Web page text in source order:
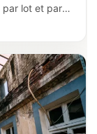
par lot et par